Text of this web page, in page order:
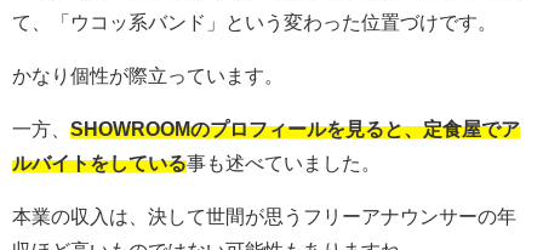
て、「ウコッ系バンド」という変わった位置づけです。
かなり個性が際立っています。
一方、 SHOWROOMのプロフィールを見ると、定食屋でア
ルバイトをしている事も述べていました。
本業の収入は、決して世間が思うフリーアナウンサーの年